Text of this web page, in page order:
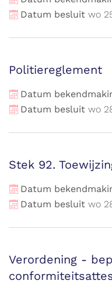
Datum besluit wo
Politiereglement
Datum
Datum besluit wo
Stek 92.
Datum
Datum besluit wo
Verordening -